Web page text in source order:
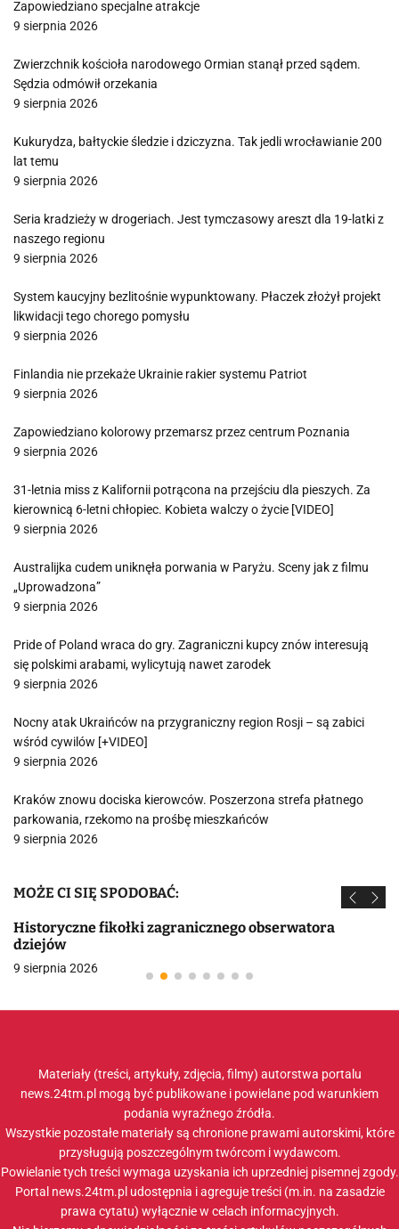
Zapowiedziano specjalne atrakcje
9 sierpnia 2026
Zwierzchnik kościoła narodowego Ormian stanął przed sądem.
Sędzia odmówił orzekania
9 sierpnia 2026
Kukurydza, bałtyckie śledzie i dziczyzna. Tak jedli wrocławianie 200
lat temu
9 sierpnia 2026
Seria kradzieży w drogeriach. Jest tymczasowy areszt dla 19-latki z
naszego regionu
9 sierpnia 2026
System kaucyjny bezlitośnie wypunktowany. Płaczek złożył projekt
likwidacji tego chorego pomysłu
9 sierpnia 2026
Finlandia nie przekaże Ukrainie rakier systemu Patriot
9 sierpnia 2026
Zapowiedziano kolorowy przemarsz przez centrum Poznania
9 sierpnia 2026
31-letnia miss z Kalifornii potrącona na przejściu dla pieszych. Za
kierownicą 6-letni chłopiec. Kobieta walczy o życie [VIDEO]
9 sierpnia 2026
Australijka cudem uniknęła porwania w Paryżu. Sceny jak z filmu
„Uprowadzona”
9 sierpnia 2026
Pride of Poland wraca do gry. Zagraniczni kupcy znów interesują
się polskimi arabami, wylicytują nawet zarodek
9 sierpnia 2026
Nocny atak Ukraińców na przygraniczny region Rosji – są zabici
wśród cywilów [+VIDEO]
9 sierpnia 2026
Kraków znowu dociska kierowców. Poszerzona strefa płatnego
parkowania, rzekomo na prośbę mieszkańców
9 sierpnia 2026
MOŻE CI SIĘ SPODOBAĆ:
Historyczne fikołki zagranicznego obserwatora
dziejów
9 sierpnia 2026
Materiały (treści, artykuły, zdjęcia, filmy) autorstwa portalu
news.24tm.pl mogą być publikowane i powielane pod warunkiem
podania wyraźnego źródła.
Wszystkie pozostałe materiały są chronione prawami autorskimi, które
przysługują poszczególnym twórcom i wydawcom.
Powielanie tych treści wymaga uzyskania ich uprzedniej pisemnej zgody.
Portal news.24tm.pl udostępnia i agreguje treści (m.in. na zasadzie
prawa cytatu) wyłącznie w celach informacyjnych.